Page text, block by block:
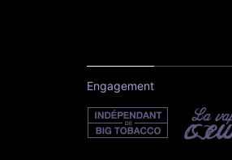
Engagement